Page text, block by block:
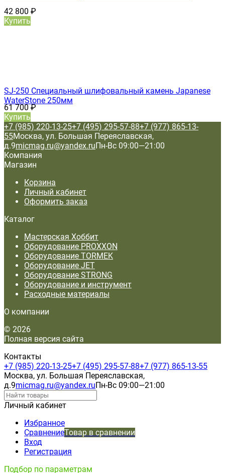
42 800 ₽
Купить
SJ-250 Специальный шлифовальный камень Japanese
WaterStone 250мм
61 700₽
Купить
+7 (985) 220-13-25+7 (495) 295-57-88+7 (977) 865-13-
55Москва, ул. Большая Переяславская,
д.9micmag.ru@yandex.ruПн-Вс 09:00—21:00
Компания
Магазин
Корзина
Личный кабинет
Оформить заказ
Каталог
Мастерская Хоббит
Оборудование PROXXON
Оборудование TORMEK
Оборудование JET
Оборудование STRONG
Оборудование и инструмент
Расходные материалы
О компании
© 2026
Полная версия сайта
Контакты
+7 (985) 220-13-25+7 (495) 295-57-88+7 (977) 865-13-55
Москва, ул. Большая Переяславская,
д.9micmag.ru@yandex.ruПн-Вс 09:00—21:00
Личный кабинет
Избранное
СравнениеТовар в сравнении
Вход
Регистрация
Подбор по параметрам